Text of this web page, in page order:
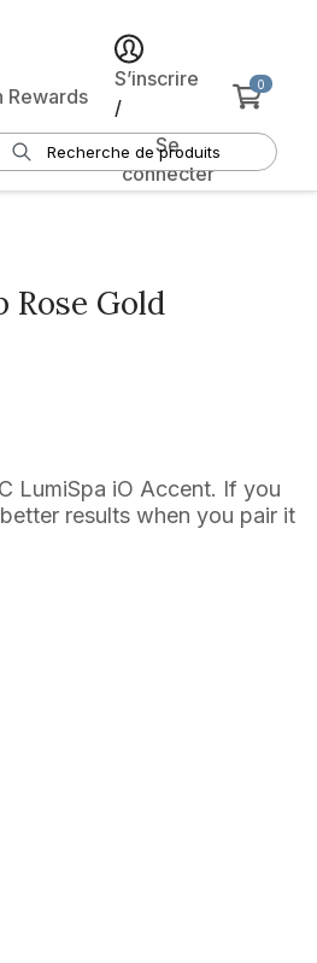
Rewards
S’inscrire
/
Se
connecter
0
Rose Gold
LumiSpa iO Accent. If you
results when you pair it